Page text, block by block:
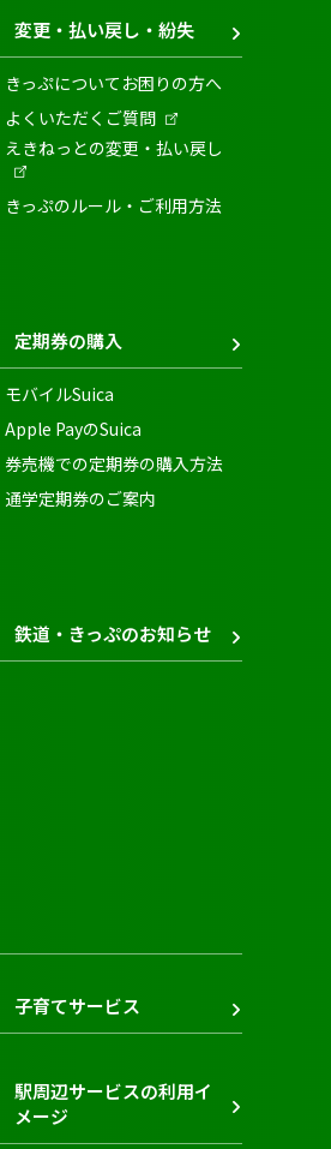
変更・払い戻し・紛失
きっぷについてお困りの方へ
よくいただくご質問
えきねっとの変更・払い戻し
きっぷのルール・ご利用方法
定期券の購入
モバイルSuica
Apple PayのSuica
券売機での定期券の購入方法
通学定期券のご案内
鉄道・きっぷのお知らせ
子育てサービス
駅周辺サービスの利用イ
メージ